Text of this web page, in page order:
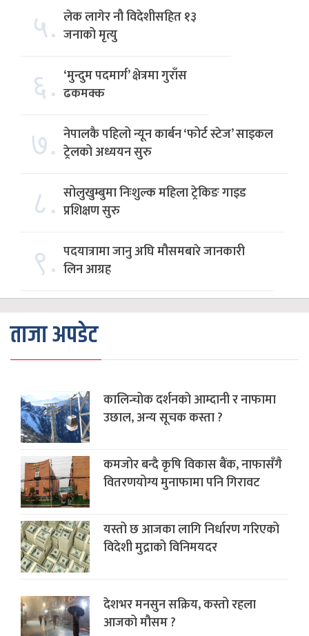
५. लेक लागेर नौ विदेशीसहित १३
जनाको मृत्यु
६. ‘मुन्दुम पदमार्ग’ क्षेत्रमा गुराँस
ढकमक्क
७. नेपालकै पहिलो न्यून कार्बन ‘फोर्ट स्टेज’ साइकल
ट्रेलको अध्ययन सुरु
८. सोलुखुम्बुमा निःशुल्क महिला ट्रेकिङ गाइड
प्रशिक्षण सुरु
९. पदयात्रामा जानु अघि मौसमबारे जानकारी
लिन आग्रह
ताजा अपडेट
कालिन्चोक दर्शनको आम्दानी र नाफामा
उछाल, अन्य सूचक कस्ता ?
कमजोर बन्दै कृषि विकास बैंक, नाफासँगै
वितरणयोग्य मुनाफामा पनि गिरावट
यस्तो छ आजका लागि निर्धारण गरिएको
विदेशी मुद्राको विनिमयदर
देशभर मनसुन सक्रिय, कस्तो रहला
आजको मौसम ?